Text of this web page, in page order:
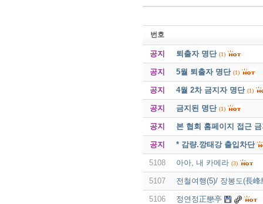
번호
공지 퇴출자 명단 (1)
공지 5월 퇴출자 명단 (1)
공지 4월 2차 금지자 명단 (1)
공지 금지된 명단 (1)
공지 본 협회 홈페이지 접근
공지 * 감량.깡태강 출입차단
5108 아아, 내 카메라 (3)
5107 전철여행(5)/ 장봉도(長
5106 정연정正戀亭